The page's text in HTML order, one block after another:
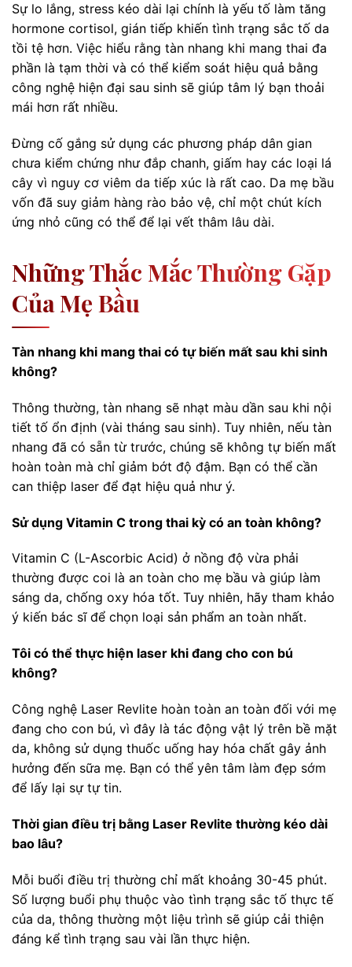
Sự lo lắng, stress kéo dài lại chính là yếu tố làm tăng
hormone cortisol, gián tiếp khiến tình trạng sắc tố da
tồi tệ hơn. Việc hiểu rằng tàn nhang khi mang thai đa
phần là tạm thời và có thể kiểm soát hiệu quả bằng
công nghệ hiện đại sau sinh sẽ giúp tâm lý bạn thoải
mái hơn rất nhiều.
Đừng cố gắng sử dụng các phương pháp dân gian
chưa kiểm chứng như đắp chanh, giấm hay các loại lá
cây vì nguy cơ viêm da tiếp xúc là rất cao. Da mẹ bầu
vốn đã suy giảm hàng rào bảo vệ, chỉ một chút kích
ứng nhỏ cũng có thể để lại vết thâm lâu dài.
Những Thắc Mắc Thường Gặp
Của Mẹ Bầu
Tàn nhang khi mang thai có tự biến mất sau khi sinh
không?
Thông thường, tàn nhang sẽ nhạt màu dần sau khi nội
tiết tố ổn định (vài tháng sau sinh). Tuy nhiên, nếu tàn
nhang đã có sẵn từ trước, chúng sẽ không tự biến mất
hoàn toàn mà chỉ giảm bớt độ đậm. Bạn có thể cần
can thiệp laser để đạt hiệu quả như ý.
Sử dụng Vitamin C trong thai kỳ có an toàn không?
Vitamin C (L-Ascorbic Acid) ở nồng độ vừa phải
thường được coi là an toàn cho mẹ bầu và giúp làm
sáng da, chống oxy hóa tốt. Tuy nhiên, hãy tham khảo
ý kiến bác sĩ để chọn loại sản phẩm an toàn nhất.
Tôi có thể thực hiện laser khi đang cho con bú
không?
Công nghệ Laser Revlite hoàn toàn an toàn đối với mẹ
đang cho con bú, vì đây là tác động vật lý trên bề mặt
da, không sử dụng thuốc uống hay hóa chất gây ảnh
hưởng đến sữa mẹ. Bạn có thể yên tâm làm đẹp sớm
để lấy lại sự tự tin.
Thời gian điều trị bằng Laser Revlite thường kéo dài
bao lâu?
Mỗi buổi điều trị thường chỉ mất khoảng 30-45 phút.
Số lượng buổi phụ thuộc vào tình trạng sắc tố thực tế
của da, thông thường một liệu trình sẽ giúp cải thiện
đáng kể tình trạng sau vài lần thực hiện.